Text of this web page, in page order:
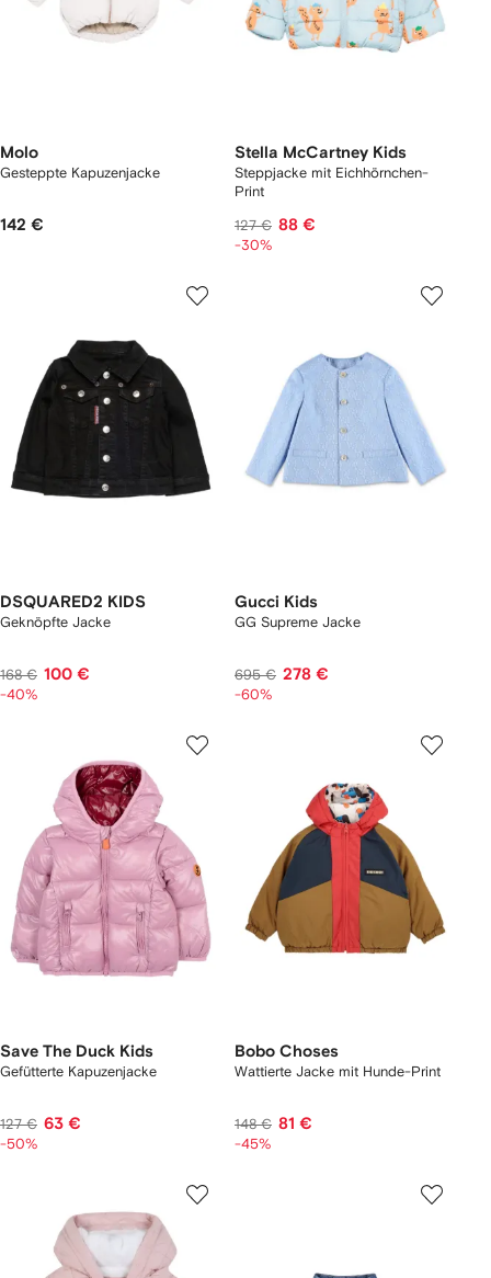
Molo
Gesteppte Kapuzenjacke
142 €
Stella McCartney Kids
Steppjacke mit Eichhörnchen-
Print
127 € 88 €
-30%
DSQUARED2 KIDS
Geknöpfte Jacke
168 € 100 €
-40%
Gucci Kids
GG Supreme Jacke
695 € 278 €
-60%
Save The Duck Kids
Gefütterte Kapuzenjacke
127 € 63 €
-50%
Bobo Choses
Wattierte Jacke mit Hunde-Print
148 € 81 €
-45%